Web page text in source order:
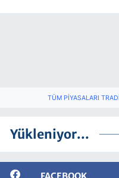
TÜM PIYASALARI
Yükleniyor...